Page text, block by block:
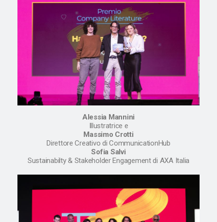
Alessia Mannini
Illustratrice e
Massimo Crotti
Direttore Creativo di CommunicationHub
Sofia Salvi
Sustainabilty & Stakeholder Engagement di AXA Italia